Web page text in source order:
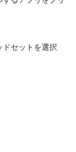
ドセットを選択